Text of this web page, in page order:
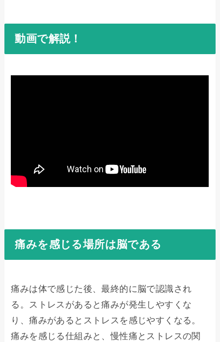
動画で解説！
痛みを感じる場所は脳である
痛みは体で感じた後、最終的に脳で認識され
る。ストレスがあると痛みが発生しやすくな
り、痛みがあるとストレスを感じやすくなる。
痛みを感じる仕組みと、慢性痛とストレスの関